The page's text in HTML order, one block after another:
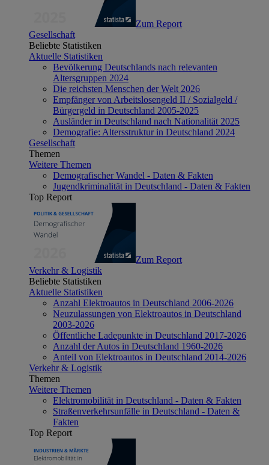
Zum Report
Gesellschaft
Beliebte Statistiken
Aktuelle Statistiken
Bevölkerung Deutschlands nach relevanten
Altersgruppen 2024
Die reichsten Menschen der Welt 2026
Empfänger von Arbeitslosengeld II / Sozialgeld /
Bürgergeld in Deutschland 2005-2025
Ausländer in Deutschland nach Nationalität 2025
Demografie: Altersstruktur in Deutschland 2024
Gesellschaft
Themen
Weitere Themen
Demografischer Wandel - Daten & Fakten
Jugendkriminalität in Deutschland - Daten & Fakten
Top Report
Zum Report
Verkehr & Logistik
Beliebte Statistiken
Aktuelle Statistiken
Anzahl Elektroautos in Deutschland 2006-2026
Neuzulassungen von Elektroautos in Deutschland
2003-2026
Öffentliche Ladepunkte in Deutschland 2017-2026
Anzahl der Autos in Deutschland 1960-2026
Anteil von Elektroautos in Deutschland 2014-2026
Verkehr & Logistik
Themen
Weitere Themen
Elektromobilität in Deutschland - Daten & Fakten
Straßenverkehrsunfälle in Deutschland - Daten &
Fakten
Top Report